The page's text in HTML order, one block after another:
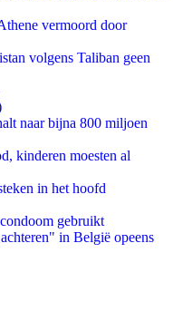
vermoord door
volgens Taliban geen
naar bijna 800 miljoen
kinderen moesten al
in het hoofd
gebruikt
in België opeens